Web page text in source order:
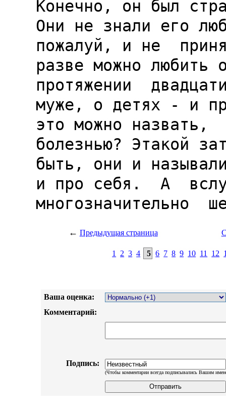
← Предыдущая страница
1 2 3 4 5 6 7 8 9 10 11 12
Ваша оценка:
Комментарий:
Подпись:
(Чтобы комментарии всегда подписывались Вашим